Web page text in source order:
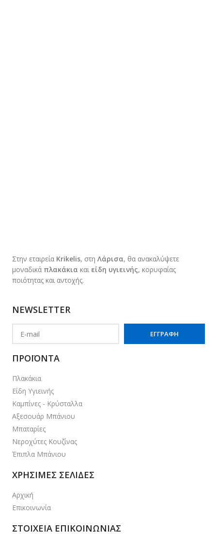
Στην εταιρεία Krikelis, στη Λάρισα, θα ανακαλύψετε
μοναδικά πλακάκια και είδη υγιεινής, κορυφαίας
ποιότητας και αντοχής.
NEWSLETTER
ΠΡΟΪΟΝΤΑ
Πλακάκια
Είδη Υγιεινής
Καμπίνες - Κρύσταλλα
Αξεσουάρ Μπάνιου
Μπαταρίες
Νεροχύτες Κουζίνας
Έπιπλα Μπάνιου
ΧΡΗΣΙΜΕΣ ΣΕΛΙΔΕΣ
Αρχική
Επικοινωνία
ΣΤΟΙΧΕΙΑ ΕΠΙΚΟΙΝΩΝΙΑΣ